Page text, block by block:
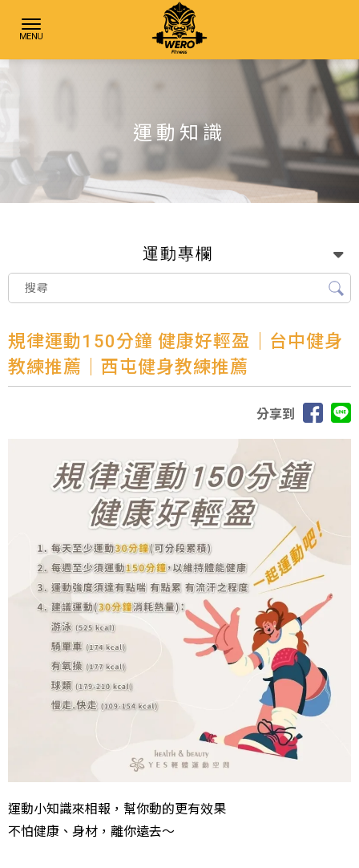
運動知識
運動專欄
規律運動150分鐘 健康好輕盈｜台中健身
教練推薦｜西屯健身教練推薦
分享到
運動小知識來相報，幫你動的更有效果
不怕健康、身材，離你遠去～